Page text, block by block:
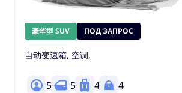
豪华型 SUV ПОД ЗАПРОС
自动变速箱, 空调,
5 5 4 4